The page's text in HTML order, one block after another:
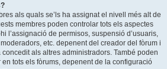
als quals se’ls ha assignat el nivell més alt de
membres poden controlar tots els aspectes
l’assignació de permisos, suspensió d’usuaris,
etc. depenent del creador del fòrum i
als altres administradors. També poden
tots els fòrums, depenent de la configuració